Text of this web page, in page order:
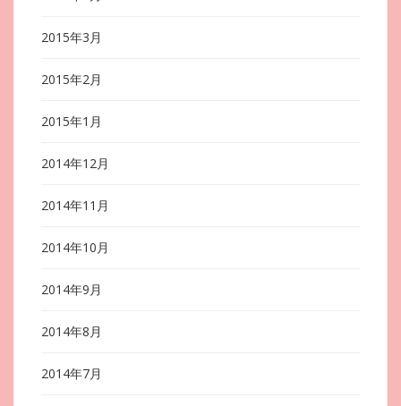
2015年3月
2015年2月
2015年1月
2014年12月
2014年11月
2014年10月
2014年9月
2014年8月
2014年7月